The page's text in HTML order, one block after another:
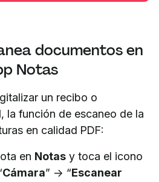
documentos en
Notas
un recibo o
la función de escaneo de la
en calidad PDF:
en Notas y toca el icono
Cámara” → “Escanear